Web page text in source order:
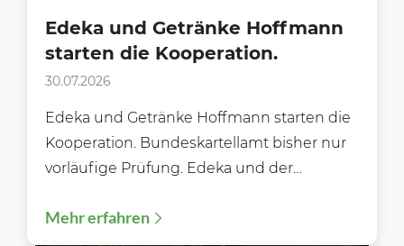
Edeka und Getränke Hoffmann
starten die Kooperation.
30.07.2026
Edeka und Getränke Hoffmann starten die
Kooperation. Bundeskartellamt bisher nur
vorläufige Prüfung. Edeka und der
rund ein Jahr...
Mehr erfahren